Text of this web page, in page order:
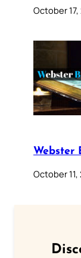
October 17,
Webster
October 11,